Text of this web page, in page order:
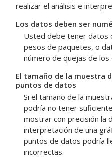
realizar el análisis e
Los datos deben ser
Usted debe tener datos
pesos de paquetes, o
número de quejas de los
El tamaño de la muestra
puntos de datos
Si el tamaño de la
podría no tener
mostrar con precisión la
interpretación de una
puntos de datos podría
incorrectas.